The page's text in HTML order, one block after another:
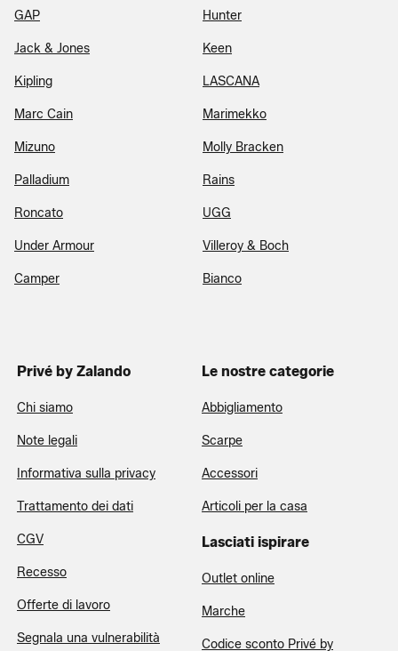
GAP Hunter
Jack & Jones Keen
Kipling LASCANA
Marc Cain Marimekko
Mizuno Molly Bracken
Palladium Rains
Roncato UGG
Under Armour Villeroy & Boch
Camper Bianco
Privé by Zalando
Chi siamo
Note legali
Informativa sulla privacy
Trattamento dei dati
CGV
Recesso
Offerte di lavoro
Segnala una vulnerabilità
Le nostre categorie
Abbigliamento
Scarpe
Accessori
Articoli per la casa
Lasciati ispirare
Outlet online
Marche
Codice sconto Privé by